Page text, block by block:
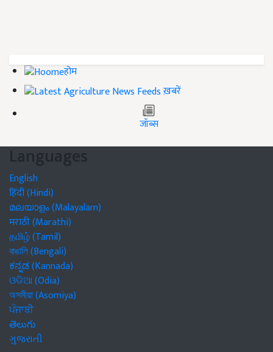
होम
ख़बरें
जॉब्स
Languages
English
हिंदी (Hindi)
മലയാളം (Malayalam)
मराठी (Marathi)
தமிழ் (Tamil)
বাঙালি (Bengali)
ಕನ್ನಡ (Kannada)
ଓଡିଆ (Odia)
অসমীয়া (Asomiya)
ਪੰਜਾਬੀ
తెలుగు
ગુજરાતી